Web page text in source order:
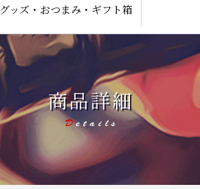
グッズ・おつまみ・ギフト箱
商品詳細